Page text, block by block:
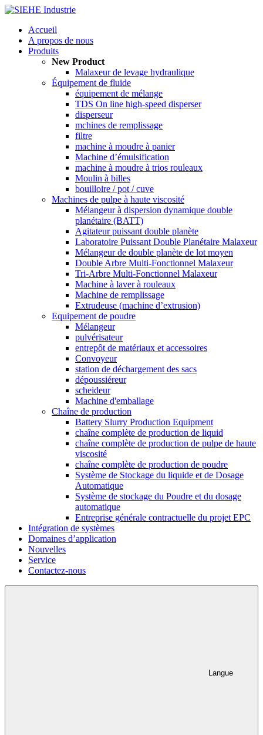
Accueil
A propos de nous
Produits
New Product
Malaxeur de levage hydraulique
Équipement de fluide
équipement de mélange
TDS On line high-speed disperser
disperseur
mchines de remplissage
filtre
machine à moudre à panier
Machine d’émulsification
machine à moudre à trios rouleaux
Moulin à billes
bouilloire / pot / cuve
Machines de pulpe à haute viscosité
Mélangeur à dispersion dynamique double
planétaire (BATT)
Agitateur puissant double planète
Laboratoire Puissant Double Planétaire Malaxeur
Mélangeur de double planète de lot moyen
Double Arbre Multi-Fonctionnel Malaxeur
Tri-Arbre Multi-Fonctionnel Malaxeur
Machine à laver à rouleaux
Machine de remplissage
Extrudeuse (machine d’extrusion)
Equipement de poudre
Mélangeur
pulvérisateur
entrepôt de matériaux et accessoires
Convoyeur
station de déchargement des sacs
dépoussiéreur
scheideur
Machine d'emballage
Chaîne de production
Battery Slurry Production Equipment
chaîne complète de production de liquid
chaîne complète de production de pulpe de haute
viscosité
chaîne complète de production de poudre
Système de Stockage du liquide et de Dosage
Automatique
Système de stockage du Poudre et du dosage
automatique
Entreprise générale contractuelle du projet EPC
Intégration de systèmes
Domaines d’application
Nouvelles
Service
Contactez-nous
Langue